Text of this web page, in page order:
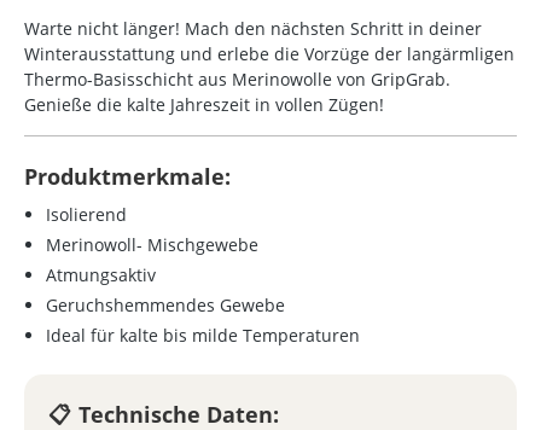
Warte nicht länger! Mach den nächsten Schritt in deiner
Winterausstattung und erlebe die Vorzüge der langärmligen
Thermo-Basisschicht aus Merinowolle von GripGrab.
Genieße die kalte Jahreszeit in vollen Zügen!
Produktmerkmale:
Isolierend
Merinowoll- Mischgewebe
Atmungsaktiv
Geruchshemmendes Gewebe
Ideal für kalte bis milde Temperaturen
Technische Daten: